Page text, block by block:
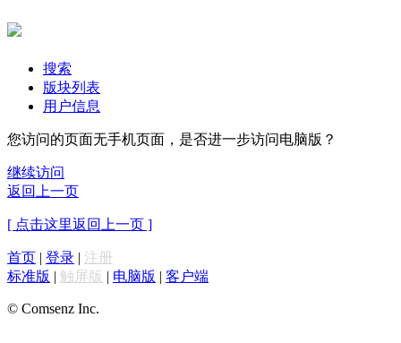
搜索
版块列表
用户信息
您访问的页面无手机页面，是否进一步访问电脑版？
继续访问
返回上一页
[ 点击这里返回上一页 ]
首页 | 登录 | 注册
标准版 | 触屏版 | 电脑版 | 客户端
© Comsenz Inc.